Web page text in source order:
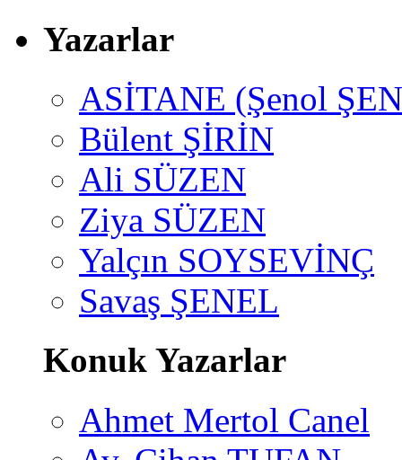
Yazarlar
ASİTANE (Şenol
Bülent ŞİRİN
Ali SÜZEN
Ziya SÜZEN
Yalçın SOYSEVİNÇ
Savaş ŞENEL
Konuk Yazarlar
Ahmet Mertol Canel